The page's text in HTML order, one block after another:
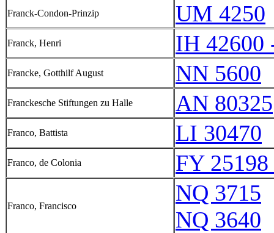
Franck-Condon-Prinzip UM 4250
Franck, Henri IH 42600
Francke, Gotthilf August NN 5600
Franckesche Stiftungen zu Halle AN 80325
Franco, Battista LI 30470
Franco, de Colonia FY
Franco, Francisco
NQ 3715
NQ 3640